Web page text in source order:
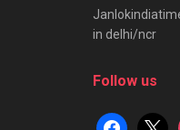
in delhi/ncr
Follow us
facebook
x